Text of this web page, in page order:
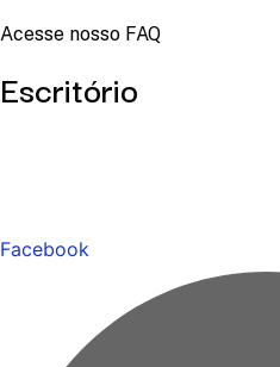
Acesse nosso FAQ
Escritório
Facebook